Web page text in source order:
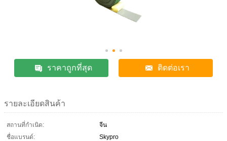
ราคาถูกที่สุด ติดต่อเรา
รายละเอียดสินค้า
สถานที่กำเนิด:
จีน
ชื่อแบรนด์:
Skypro